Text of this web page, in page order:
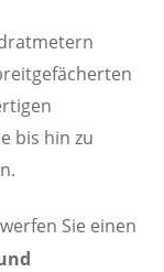
bis hin zu
Sie einen